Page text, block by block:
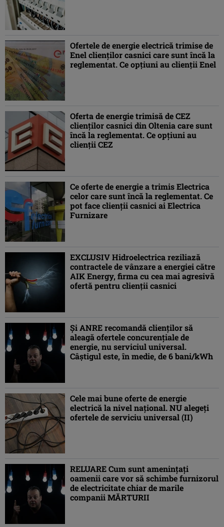
Ofertele de energie electrică trimise de
Enel clienților casnici care sunt încă la
reglementat. Ce opțiuni au clienții Enel
Oferta de energie trimisă de CEZ
clienților casnici din Oltenia care sunt
încă la reglementat. Ce opțiuni au
clienții CEZ
Ce oferte de energie a trimis Electrica
celor care sunt încă la reglementat. Ce
pot face clienții casnici ai Electrica
Furnizare
EXCLUSIV Hidroelectrica reziliază
contractele de vânzare a energiei către
AIK Energy, firma cu cea mai agresivă
ofertă pentru clienții casnici
Și ANRE recomandă clienților să
aleagă ofertele concurențiale de
energie, nu serviciul universal.
Câștigul este, în medie, de 6 bani/kWh
Cele mai bune oferte de energie
electrică la nivel național. NU alegeți
ofertele de serviciu universal (II)
RELUARE Cum sunt amenințați
oamenii care vor să schimbe furnizorul
de electricitate chiar de marile
companii MĂRTURII